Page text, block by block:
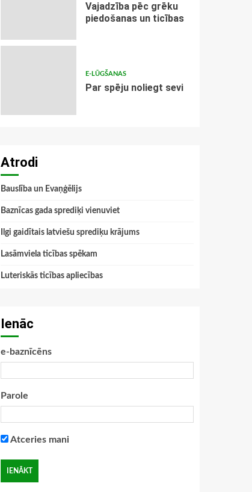
Vajadzība pēc grēku
piedošanas un ticības
E-LŪGŠANAS
Par spēju noliegt sevi
Atrodi
Bauslība un Evaņģēlijs
Baznīcas gada sprediķi vienuviet
Ilgi gaidītais latviešu sprediķu krājums
Lasāmviela ticības spēkam
Luteriskās ticības apliecības
Ienāc
e-baznīcēns
Parole
Atceries mani